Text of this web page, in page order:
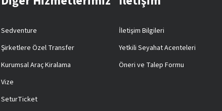
Sedventure
Şirketlere Özel Transfer
Kurumsal Araç Kiralama
Vize
SeturTicket
İletişim Bilgileri
Yetkili Seyahat Acenteleri
Öneri ve Talep Formu